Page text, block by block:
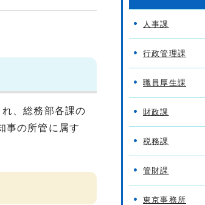
、総務部各課の
事の所管に属す
人事課
行政管理課
職員厚生課
財政課
税務課
管財課
東京事務所